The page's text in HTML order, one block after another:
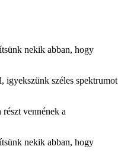
nekik abban, hogy
igyekszünk széles spektrumot
vennének a
nekik abban, hogy